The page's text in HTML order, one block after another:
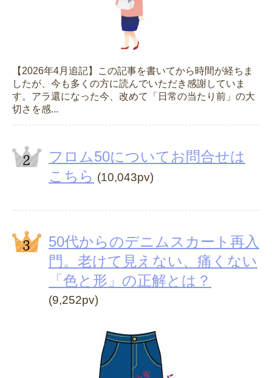
【2026年4月追記】この記事を書いてから時間が経ちま
したが、今も多くの方に読んでいただき感謝していま
す。アラ還になった今、改めて「日常の当たり前」の大
切さを感...
フロム50についてお問合せは
こちら (10,043pv)
50代からのデニムスカート再入
門。老けて見えない、痛くない
「色と形」の正解とは？
(9,252pv)